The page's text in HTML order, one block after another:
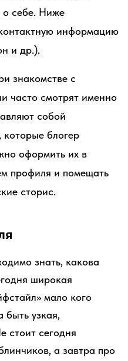
о себе. Ниже
информацию
и др.).
знакомстве с
часто смотрят именно
собой
блогер
оформить их в
профиля и помещать
сторис.
знать, какова
широкая
мало кого
быть узкая,
стоит сегодня
а завтра про